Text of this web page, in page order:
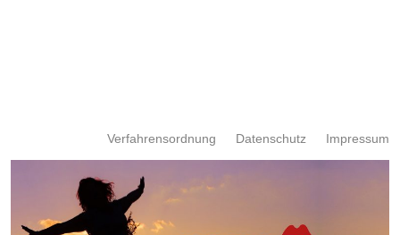
Impressum
Datenschutz
Verfahrensordnung